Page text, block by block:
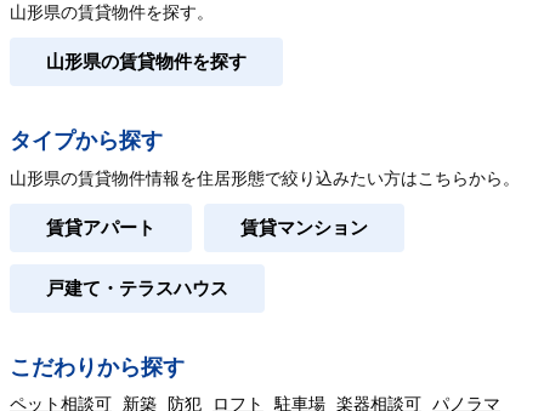
山形県の賃貸物件を探す。
山形県の賃貸物件を探す
タイプから探す
山形県の賃貸物件情報を住居形態で絞り込みたい方はこちらから。
賃貸アパート 賃貸マンション
戸建て・テラスハウス
こだわりから探す
ペット相談可 新築 防犯 ロフト 駐車場 楽器相談可 パノラマ